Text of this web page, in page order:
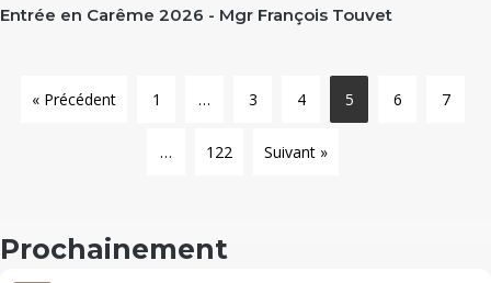
Entrée en Carême 2026 - Mgr François Touvet
« Précédent 1 … 3 4 5 6 7
… 122 Suivant »
Prochainement